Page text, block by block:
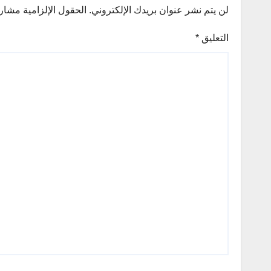
لن يتم نشر عنوان بريدك الإلكتروني. الحقول الإلزامية مشار
التعليق *